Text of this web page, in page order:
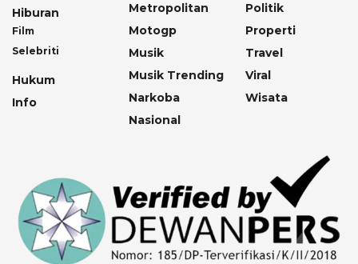
Hiburan
Film
Selebriti
Hukum
Info
Metropolitan
Motogp
Musik
Musik Trending
Narkoba
Nasional
Politik
Properti
Travel
Viral
Wisata